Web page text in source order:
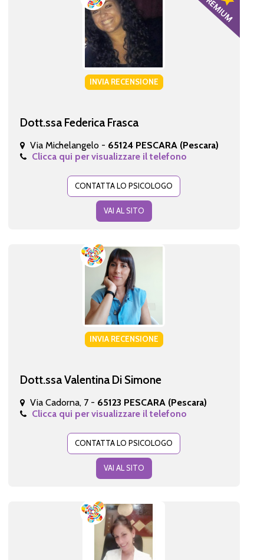
INVIA RECENSIONE
Dott.ssa Federica Frasca
Via Michelangelo - 65124 PESCARA (Pescara)
Clicca qui per visualizzare il telefono
CONTATTA LO PSICOLOGO
VAI AL SITO
INVIA RECENSIONE
Dott.ssa Valentina Di Simone
Via Cadorna, 7 - 65123 PESCARA (Pescara)
Clicca qui per visualizzare il telefono
CONTATTA LO PSICOLOGO
VAI AL SITO